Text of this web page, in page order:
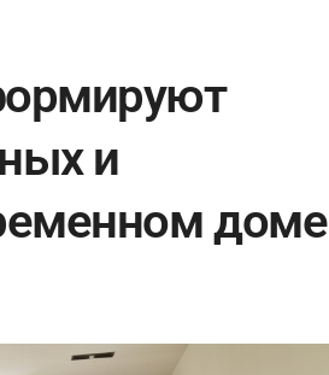
и
доме